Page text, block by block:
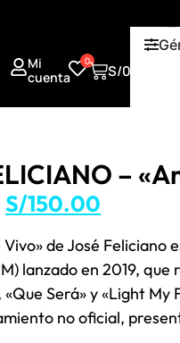
Mi
cuenta
0
S/0.00
–
S/150.00
de José Feliciano
lanzado en 2019,
Será» y «Light My
no oficial,